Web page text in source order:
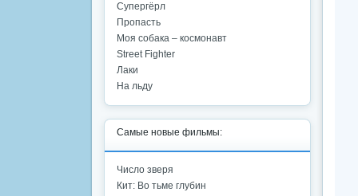
Супергёрл
Пропасть
Моя собака – космонавт
Street Fighter
Лаки
На льду
Самые новые фильмы:
Число зверя
Кит: Во тьме глубин